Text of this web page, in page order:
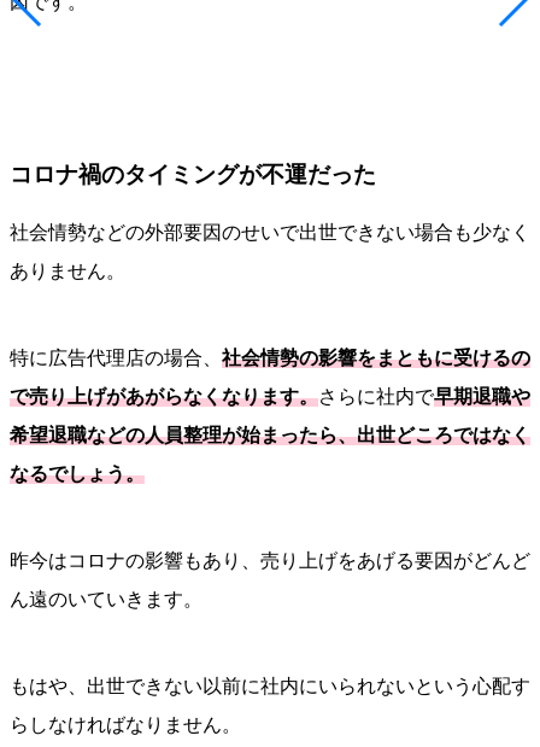
コロナ禍のタイミングが不運だった
社会情勢などの外部要因のせいで出世できない場合も少なく
ありません。
特に広告代理店の場合、 社会情勢の影響をまともに受けるの
で売り上げがあがらなくなります。さらに社内で早期退職や
希望退職などの人員整理が始まったら、出世どころではなく
なるでしょう。
昨今はコロナの影響もあり、売り上げをあげる要因がどんど
ん遠のいていきます。
もはや、出世できない以前に社内にいられないという心配す
らしなければなりません。